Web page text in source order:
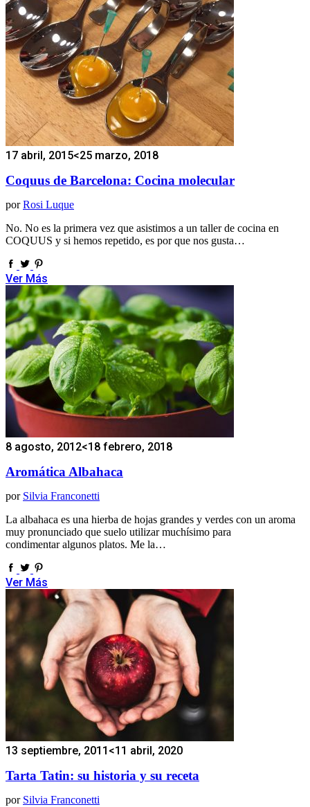
17 abril, 2015<25 marzo, 2018
Coquus de Barcelona: Cocina molecular
por Rosi Luque
No. No es la primera vez que asistimos a un taller de cocina en
COQUUS y si hemos repetido, es por que nos gusta…
Ver Más
8 agosto, 2012<18 febrero, 2018
Aromática Albahaca
por Silvia Franconetti
La albahaca es una hierba de hojas grandes y verdes con un aroma
muy pronunciado que suelo utilizar muchísimo para
condimentar algunos platos. Me la…
Ver Más
13 septiembre, 2011 <11 abril, 2020
Tarta Tatin: su historia y su receta
por Silvia Franconetti